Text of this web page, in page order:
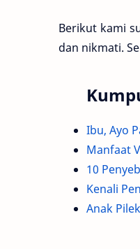
Berikut kami
dan nikmati.
Ibu, Ayo
Manfaat
10
Kenali
Anak